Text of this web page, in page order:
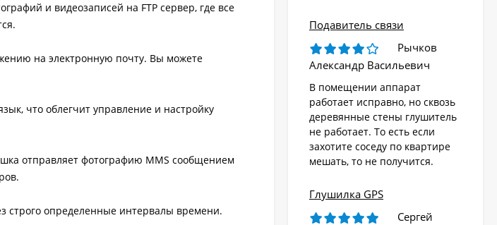
и видеозаписей на FTP сервер, где все
на электронную почту. Вы можете
что облегчит управление и настройку
отправляет фотографию MMS сообщением
строго определенные интервалы времени.
Подавитель связи
Рычков
Александр Васильевич
В помещении аппарат
работает исправно, но сквозь
деревянные стены глушитель
не работает. То есть если
захотите соседу по квартире
мешать, то не получится.
Глушилка GPS
Сергей